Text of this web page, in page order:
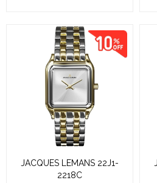
JACQUES LEMANS 22J1-
2218C